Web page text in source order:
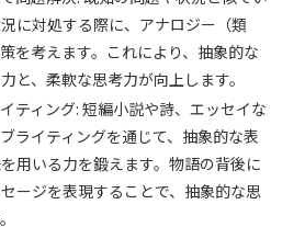
に対処する際に、アナロジー（類
を考えます。これにより、抽象的な
と、柔軟な思考力が向上します。
ティング: 短編小説や詩、エッセイな
ライティングを通じて、抽象的な表
用いる力を鍛えます。物語の背後に
ージを表現することで、抽象的な思